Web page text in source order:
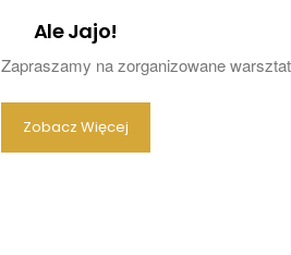
AleJajo!
Zapraszamy na zorganizowane
Zobacz Więcej